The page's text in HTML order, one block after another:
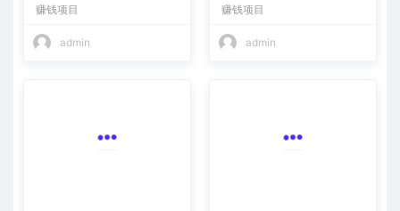
赚钱项目
admin
赚钱项目
admin